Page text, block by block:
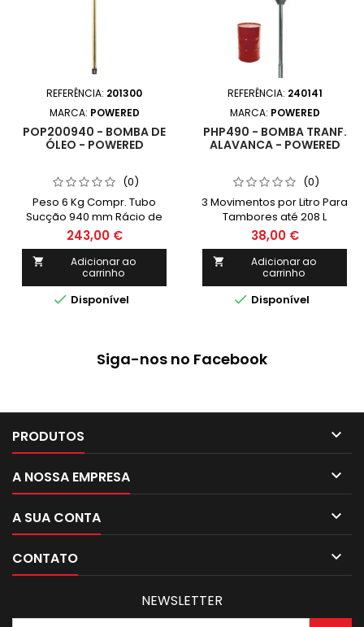
REFERÊNCIA: 201300
MARCA: POWERED
POP200940 - BOMBA DE
ÓLEO - POWERED
(0)
Peso 6 Kg Compr. Tubo
Sucção 940 mm Rácio de
Pressão 5:1
243,00 €

Adicionar ao
carrinho
 Disponível
REFERÊNCIA: 240141
MARCA: POWERED
PHP490 - BOMBA TRANF.
ALAVANCA - POWERED
(0)
3 Movimentos por Litro Para
Tambores até 208 L
38,00 €

Adicionar ao
carrinho
 Disponível
Siga-nos no Facebook
PRODUTOS 
A NOSSA EMPRESA 
A SUA CONTA 
CONTATO 
NEWSLETTER